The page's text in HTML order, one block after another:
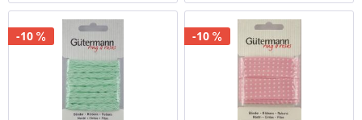
-10 -10